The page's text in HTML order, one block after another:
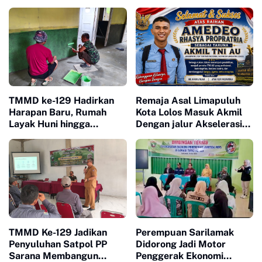
TMMD ke-129 Hadirkan
Harapan Baru, Rumah
Layak Huni hingga
Kehidupan Warga Buluh
Kasok
Remaja Asal Limapuluh
Kota Lolos Masuk Akmil
Dengan jalur Akselerasi
TMMD Ke-129 Jadikan
Penyuluhan Satpol PP
Sarana Membangun
Perempuan Sarilamak
Didorong Jadi Motor
Penggerak Ekonomi